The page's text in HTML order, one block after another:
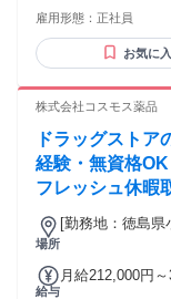
ｈ） ※赴任住宅
344,300円 （
※赴任住宅手当3
【経験者B】小
者)) 309,300円～
残業時間22ｈ）
入居の場合） 勤務形態やエリアによって異なります。 詳細に
ついては【勤務
後、資格取得を
同業界からの転
ています。もち
雇用形態： 正社員
お気に
株式会社コスモス薬品
ドラッグスト
経験・無資格
フレッシュ休暇
場所
[勤務地：徳島県
給与
月給212,000円